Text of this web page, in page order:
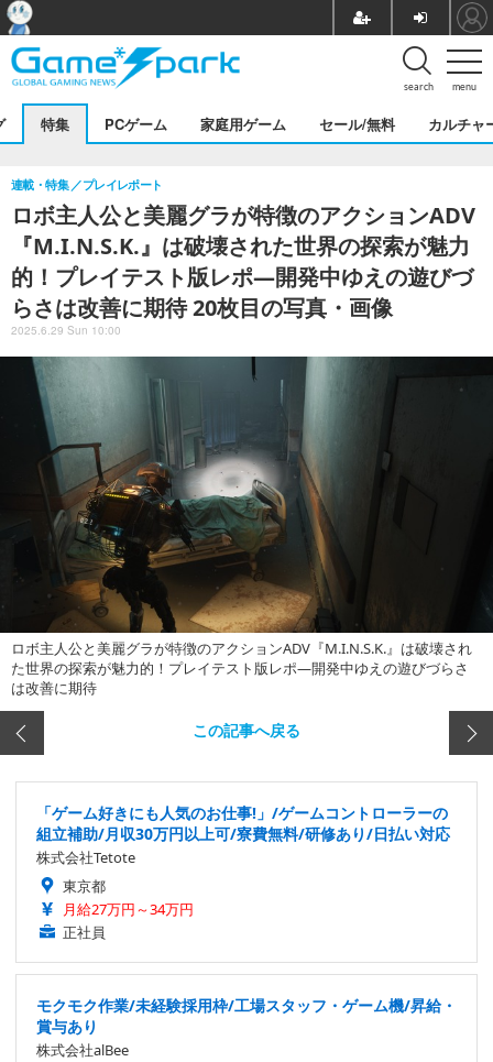
menu
search
特集 PCゲーム 家庭用ゲーム セール/無料 カルチャ
ロボ主人公と美麗グラが特徴のアクションADV
『M.I.N.S.K.』は破壊された世界の探索が魅力
的！プレイテスト版レポ―開発中ゆえの遊びづ
らさは改善に期待 20枚目の写真・画像
連載・特集 プレイレポート
2025.6.29 Sun 10:00
ロボ主人公と美麗グラが特徴のアクションADV『M.I.N.S.K.』は破壊され
た世界の探索が魅力的！プレイテスト版レポ―開発中ゆえの遊びづらさ
は改善に期待
この記事へ戻る
「ゲーム好きにも人気のお仕事!」/ゲームコントローラーの
組立補助/月収30万円以上可/寮費無料/研修あり/日払い対応
株式会社Tetote
東京都
月給27万円～34万円
正社員
モクモク作業/未経験採用枠/工場スタッフ・ゲーム機/昇給・
賞与あり
株式会社alBee